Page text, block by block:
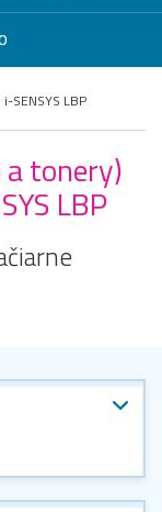
i-SENSYS LBP
tonery)
LBP